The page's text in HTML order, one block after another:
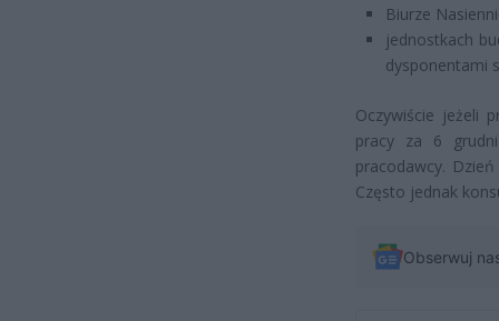
Biurze
jednostkach
dysponentami
Oczywiście jeżeli
pracy za 6
pracodawcy.
Często jednak
Obserwuj